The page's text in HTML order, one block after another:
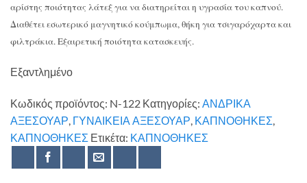
αρίστης ποιότητας λάτεξ για να διατηρείται η υγρασία του καπνού.
Διαθέτει εσωτερικό μαγνητικό κούμπωμα, θήκη για τσιγαρόχαρτα και
φιλτράκια. Εξαιρετική ποιότητα κατασκευής.
Εξαντλημένο
Κωδικός προϊόντος: N-122 Κατηγορίες: ΑΝΔΡΙΚΑ
ΑΞΕΣΟΥΑΡ, ΓΥΝΑΙΚΕΙΑ ΑΞΕΣΟΥΑΡ, ΚΑΠΝΟΘΗΚΕΣ,
ΚΑΠΝΟΘΗΚΕΣ Ετικέτα: ΚΑΠΝΟΘΗΚΕΣ